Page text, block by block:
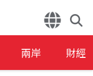
兩岸 財經